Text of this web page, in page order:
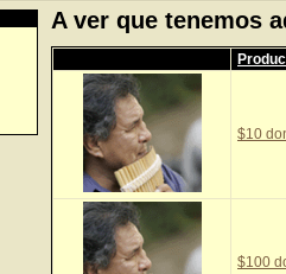
A ver que tenemos
$10
$100